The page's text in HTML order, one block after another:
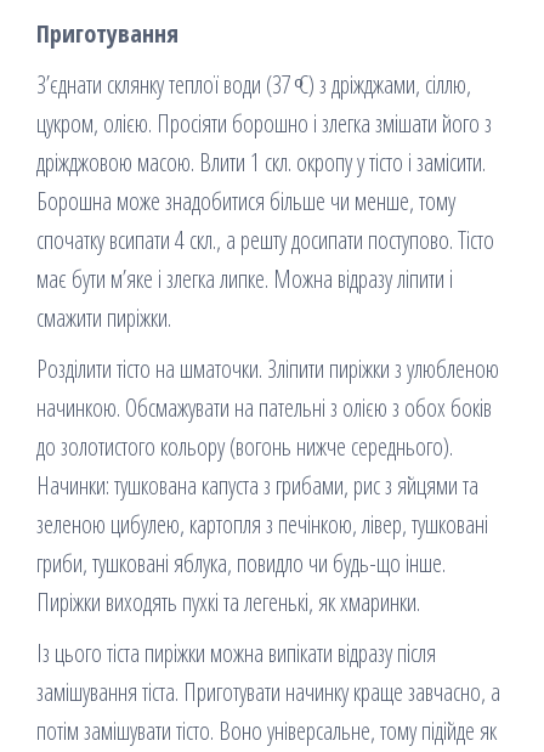
Приготування
З’єднати склянку теплої води (37 ͦС) з дріжджами, сіллю,
цукром, олією. Просіяти борошно і злегка змішати його з
дріжджовою масою. Влити 1 скл. окропу у тісто і замісити.
Борошна може знадобитися більше чи менше, тому
спочатку всипати 4 скл., а решту досипати поступово. Тісто
має бути м’яке і злегка липке. Можна відразу ліпити і
смажити пиріжки.
Розділити тісто на шматочки. Зліпити пиріжки з улюбленою
начинкою. Обсмажувати на пательні з олією з обох боків
до золотистого кольору (вогонь нижче середнього).
Начинки: тушкована капуста з грибами, рис з яйцями та
зеленою цибулею, картопля з печінкою, лівер, тушковані
гриби, тушковані яблука, повидло чи будь-що інше.
Пиріжки виходять пухкі та легенькі, як хмаринки.
Із цього тіста пиріжки можна випікати відразу після
замішування тіста. Приготувати начинку краще завчасно, а
потім замішувати тісто. Воно універсальне, тому підійде як